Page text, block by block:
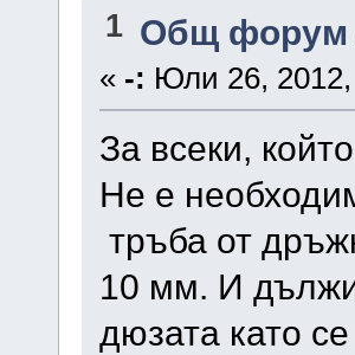
1 Общ форум
« -: Юли 26,
За всеки,
Не е
тръба от
10 мм. И
дюзата като